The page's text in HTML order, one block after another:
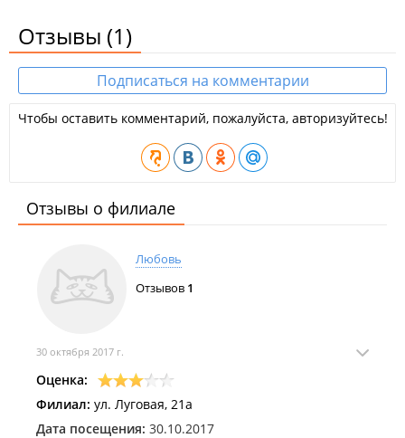
Отзывы (1)
Подписаться на комментарии
Чтобы оставить комментарий, пожалуйста, авторизуйтесь!
Отзывы о филиале
Любовь
Отзывов 1
30 октября 2017 г.
Оценка:
Филиал: ул. Луговая, 21а
Дата посещения: 30.10.2017